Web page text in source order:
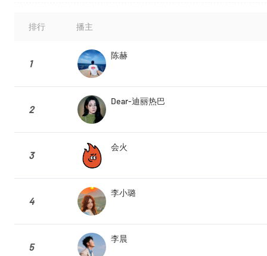
排行 播主
1
陈赫
2
Dear-迪丽热巴
3
会火
4
李小璐
5
李晨